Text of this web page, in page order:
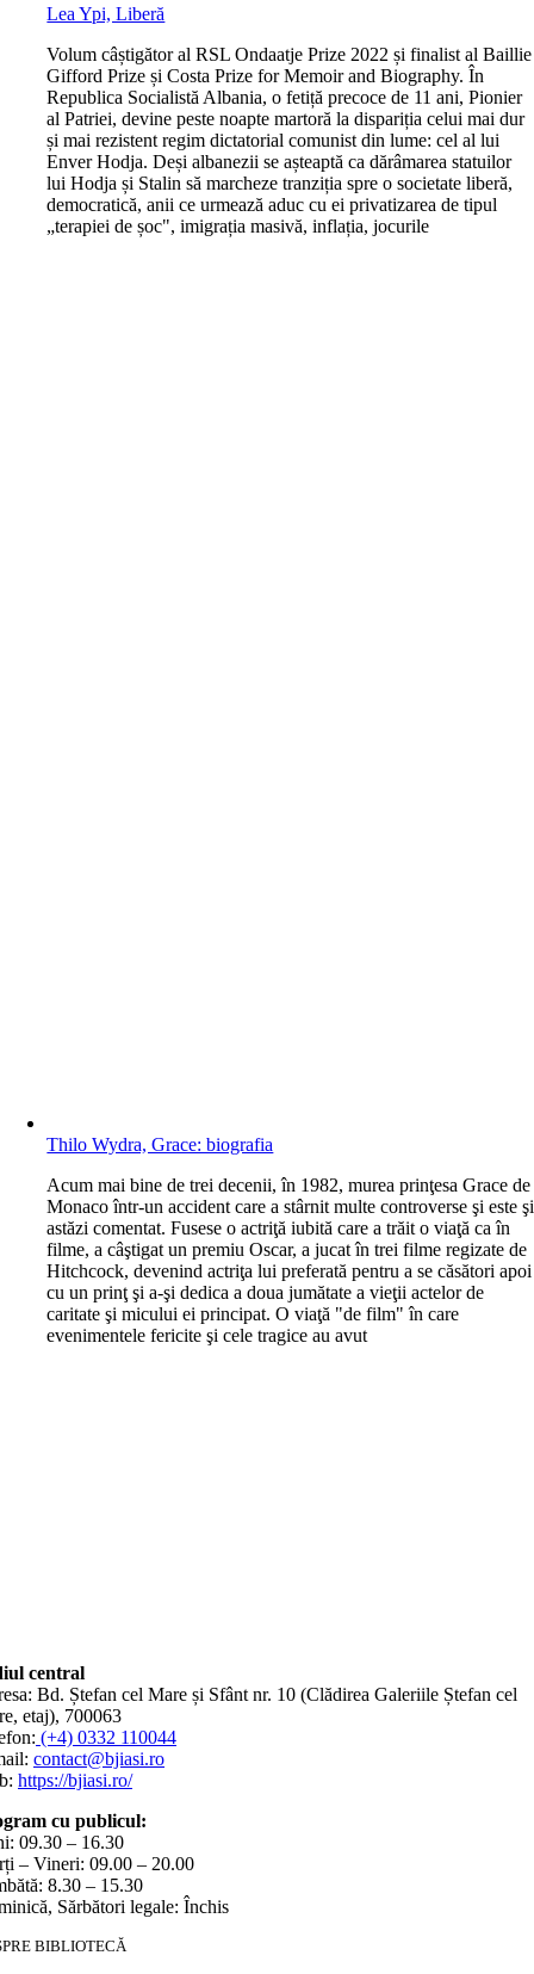
Lea Ypi, Liberă
Volum câștigător al RSL Ondaatje Prize 2022 și finalist al Baillie
Gifford Prize și Costa Prize for Memoir and Biography. În
Republica Socialistă Albania, o fetiță precoce de 11 ani, Pionier
al Patriei, devine peste noapte martoră la dispariția celui mai dur
și mai rezistent regim dictatorial comunist din lume: cel al lui
Enver Hodja. Deși albanezii se așteaptă ca dărâmarea statuilor
lui Hodja și Stalin să marcheze tranziția spre o societate liberă,
democratică, anii ce urmează aduc cu ei privatizarea de tipul
„terapiei de șoc", imigrația masivă, inflația, jocurile
Thilo Wydra, Grace: biografia
Acum mai bine de trei decenii, în 1982, murea prinţesa Grace de
Monaco într-un accident care a stârnit multe controverse şi este şi
astăzi comentat. Fusese o actriţă iubită care a trăit o viaţă ca în
filme, a câştigat un premiu Oscar, a jucat în trei filme regizate de
Hitchcock, devenind actriţa lui preferată pentru a se căsători apoi
cu un prinţ şi a-şi dedica a doua jumătate a vieţii actelor de
caritate şi micului ei principat. O viaţă "de film" în care
evenimentele fericite şi cele tragice au avut
central
Bd. Ștefan cel Mare și Sfânt nr. 10 (Clădirea Galeriile Ștefan cel
etaj), 700063
(+4) 0332 110044
contact@bjiasi.ro
https://bjiasi.ro/
cu publicul:
09.30 – 16.30
– Vineri: 09.00 – 20.00
8.30 – 15.30
Sărbători legale: Închis
BIBLIOTECĂ